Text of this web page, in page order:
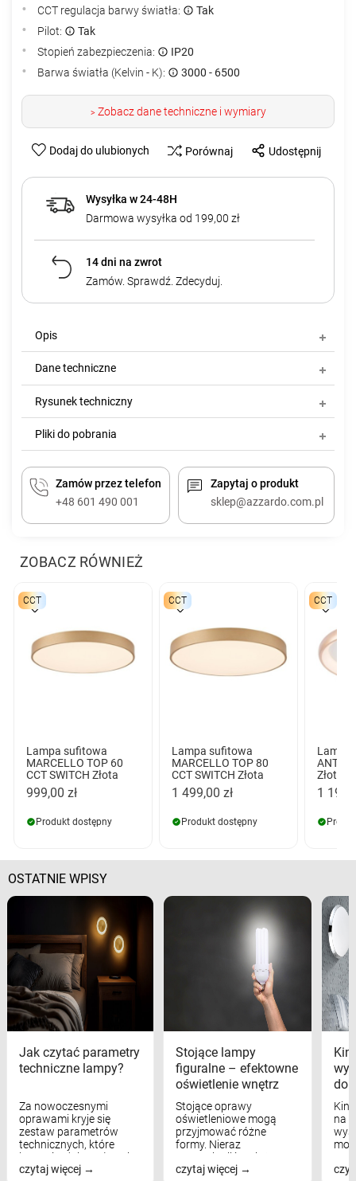
CCT regulacja barwy światła:
Tak
Pilot:
Tak
Stopień zabezpieczenia:
IP20
Barwa światła (Kelvin - K):
3000 - 6500
>Zobacz dane techniczne i wymiary
Dodaj do ulubionych Porównaj Udostępnij
Wysyłka w 24-48H
Darmowa wysyłka od 199,00 zł
14 dni na zwrot
Zamów. Sprawdź. Zdecyduj.
Opis
Dane techniczne
Rysunek techniczny
Pliki do pobrania
Zamów przez telefon
+48 601 490 001
Zapytaj o produkt
sklep@azzardo.com.pl
ZOBACZ RÓWNIEŻ
CCT
Lampa sufitowa
MARCELLO TOP 60
CCT SWITCH Złota
999,00 zł
Produkt dostępny
CCT
Lampa sufitowa
MARCELLO TOP 80
CCT SWITCH Złota
1 499,00 zł
Produkt dostępny
CCT
Lampa
Złota z
1
OSTATNIE WPISY
Jak czytać parametry
techniczne lampy?
Za nowoczesnymi
oprawami kryje się
zestaw parametrów
technicznych, które
bezpośrednio wpływają
na komfort widzenia,
czytaj więcej
Stojące lampy
figuralne – efektowne
oświetlenie wnętrz
Stojące oprawy
oświetleniowe mogą
przyjmować różne
formy. Nieraz
wspominaliśmy już
modele na łukowych
czytaj więcej
na